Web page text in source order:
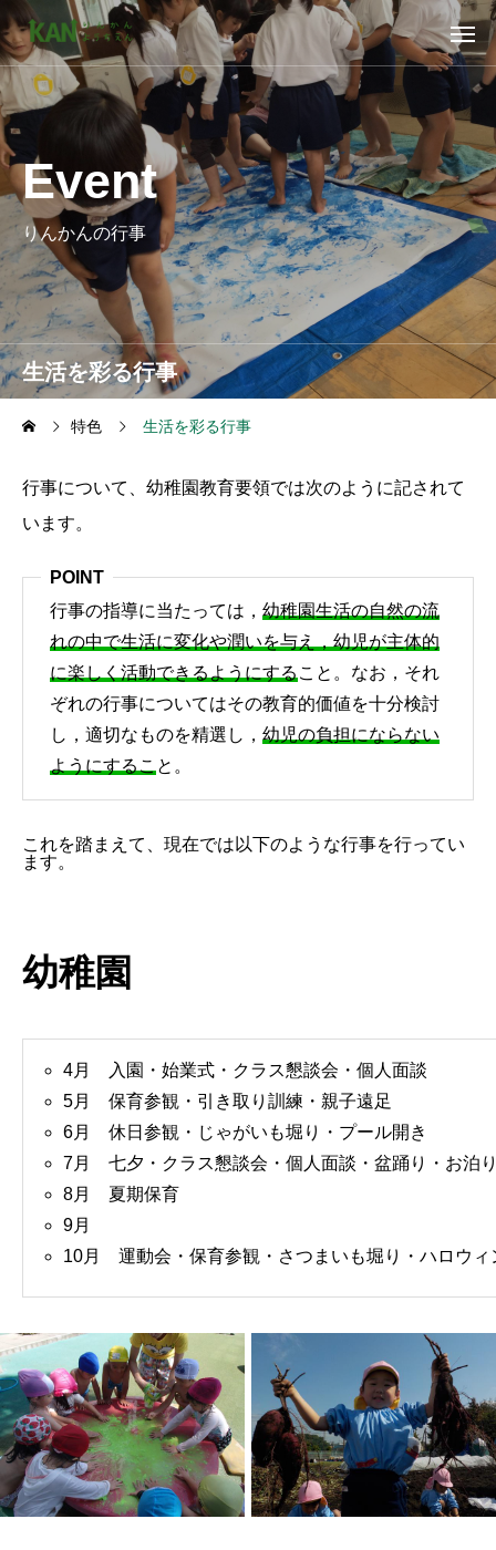
生活を彩る行事
Event
りんかんの行事
特色 生活を彩る行事
行事について、幼稚園教育要領では次のように記されて
います。
POINT
行事の指導に当たっては， 幼稚園生活の自然の流
れの中で生活に変化や潤いを与え，幼児が主体的
に楽しく活動できるようにする こと。なお，それ
ぞれの行事についてはその教育的価値を十分検討
し，適切なものを精選し， 幼児の負担にならない
ようにするこ と。
これを踏まえて、現在では以下のような行事を行ってい
ます。
幼稚園
4月 入園・始業式・クラス懇談会・個人面談
5月 保育参観・引き取り訓練・親子遠足
6月 休日参観・じゃがいも堀り・プール開き
7月 七夕・クラス懇談会・個人面談・盆踊り・お泊
8月 夏期保育
9月
10月 運動会・保育参観・さつまいも堀り・ハロウィ